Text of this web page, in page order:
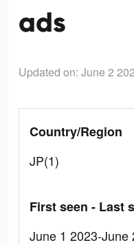
ads
Updated on: June 2
Country/Region
JP(1)
First seen - Last
June 1 2023-June